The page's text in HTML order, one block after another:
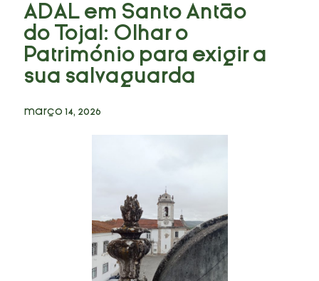
Causas
Casos
Contactos
ADAL em Santo Antão
do Tojal: Olhar o
Património para exigir a
sua salvaguarda
março 14, 2026